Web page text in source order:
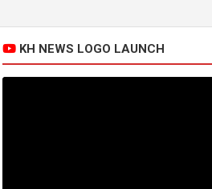
KH NEWS LOGO LAUNCH